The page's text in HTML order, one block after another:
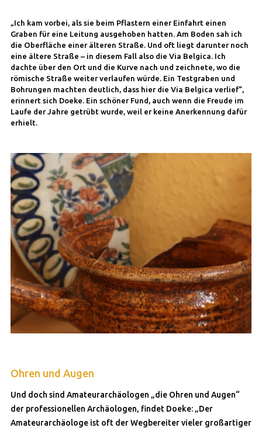
„Ich kam vorbei, als sie beim Pflastern einer Einfahrt einen
Graben für eine Leitung ausgehoben hatten. Am Boden sah ich
die Oberfläche einer älteren Straße. Und oft liegt darunter noch
eine ältere Straße – in diesem Fall also die Via Belgica. Ich
dachte über den Ort und die Kurve nach und zeichnete, wo die
römische Straße weiter verlaufen würde. Ein Testgraben und
Bohrungen machten deutlich, dass hier die Via Belgica verlief“,
erinnert sich Doeke. Ein schöner Fund, auch wenn die Freude im
Laufe der Jahre getrübt wurde, weil er keine Anerkennung dafür
erhielt.
Ohren und Augen
Und doch sind Amateurarchäologen „die Ohren und Augen“
der professionellen Archäologen, findet Doeke: „Der
Amateurarchäologe ist oft der Wegbereiter vieler großartiger